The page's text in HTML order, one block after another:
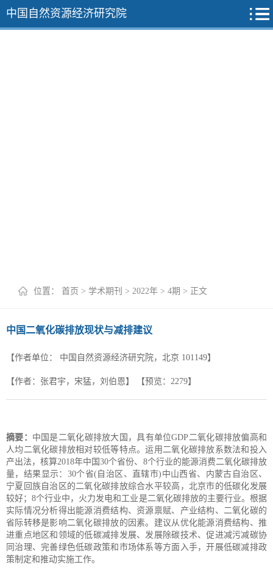
中国自然资源经济研究院
位置： 首页 > 学术期刊 > 2022年 > 4期 > 正文
中国二氧化碳排放现状与减排建议
【作者单位： 中国自然资源经济研究院，北京 101149】
【作者：张君宇，宋猛，刘伯恩】 【预览： 2279】
摘要： 中国是二氧化碳排放大国，具有单位GDP二氧化碳排放偏高和
人均二氧化碳排放相对较低等特点。运用二氧化碳排放系数法和投入
产出法，核算2018年中国30个省份、8个行业的能源消费二氧化碳排放
量，结果显示：30个省(自治区、直辖市)中山西省、内蒙古自治区、
宁夏回族自治区的二氧化碳排放综合水平较高，北京市的低碳化发展
较好；8个行业中，火力发电和工业是二氧化碳排放的主要行业。根据
实际情况分析得出能源消费结构、资源禀赋、产业结构、二氧化碳的
省际转移是影响二氧化碳排放的因素。建议从优化能源消费结构、推
进重点地区和领域的低碳减排发展、发展除碳技术、促进减污减碳协
同治理、完善绿色低碳政策和市场体系等方面入手，开展低碳减排政
策制定和推动实施工作。